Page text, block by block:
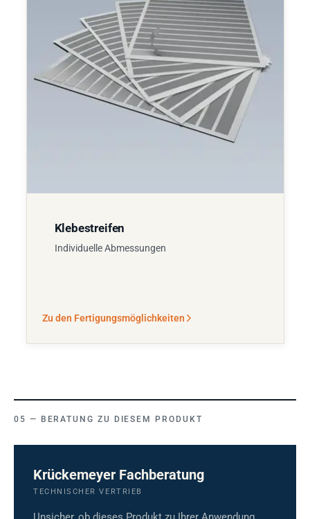
Klebestreifen
Individuelle Abmessungen
Zu den Fertigungsmöglichkeiten
BERATUNG ZU DIESEM PRODUKT
Krückemeyer Fachberatung
TECHNISCHER VERTRIEB